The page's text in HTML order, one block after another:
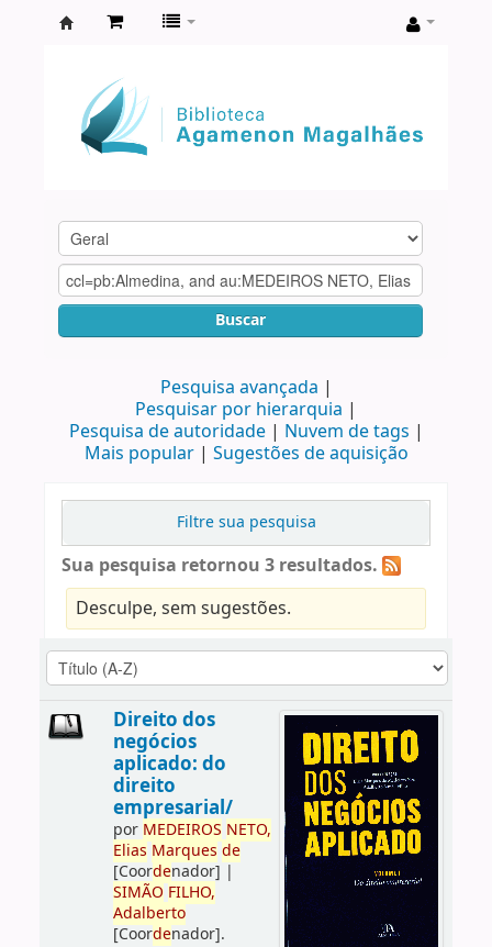
Agamenon
Magalhães
Buscar
Pesquisa avançada
Pesquisar por hierarquia
Pesquisa de autoridade
Nuvem de tags
Mais popular
Sugestões de aquisição
Filtre sua pesquisa
Sua pesquisa retornou 3 resultados.
Desculpe, sem sugestões.
Direito dos
negócios
aplicado: do
direito
empresarial/
por MEDEIROS NETO,
Elias Marques de
[Coordenador] |
SIMÃO FILHO,
Adalberto
[Coordenador].